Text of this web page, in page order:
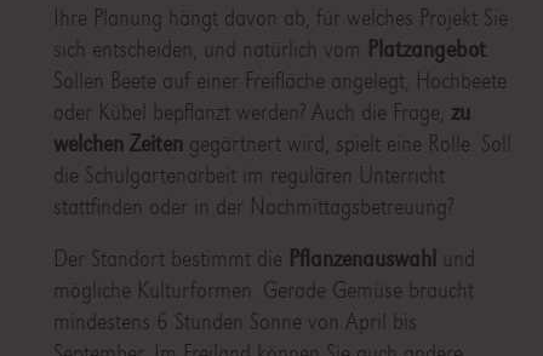
Ihre Planung hängt davon ab, für welches Projekt Sie
sich entscheiden, und natürlich vom Platzangebot.
Sollen Beete auf einer Freifläche angelegt, Hochbeete
oder Kübel bepflanzt werden? Auch die Frage, zu
welchen Zeiten gegärtnert wird, spielt eine Rolle. Soll
die Schulgartenarbeit im regulären Unterricht
stattfinden oder in der Nachmittagsbetreuung?
Der Standort bestimmt die Pflanzenauswahl und
mögliche Kulturformen. Gerade Gemüse braucht
mindestens 6 Stunden Sonne von April bis